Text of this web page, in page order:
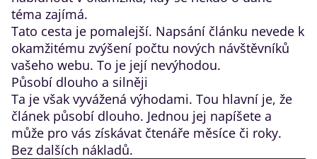
téma zajímá.
Tato cesta je pomalejší. Napsání článku nevede k
okamžitému zvýšení počtu nových návštěvníků
vašeho webu. To je její nevýhodou.
Působí dlouho a silněji
Ta je však vyvážená výhodami. Tou hlavní je, že
článek působí dlouho. Jednou jej napíšete a
může pro vás získávat čtenáře měsíce či roky.
Bez dalších nákladů.